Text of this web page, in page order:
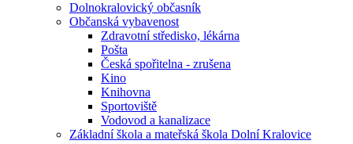
Dolnokralovický občasník
Občanská vybavenost
Zdravotní středisko, lékárna
Pošta
Česká spořitelna - zrušena
Kino
Knihovna
Sportoviště
Vodovod a kanalizace
Základní škola a mateřská škola Dolní Kralovice